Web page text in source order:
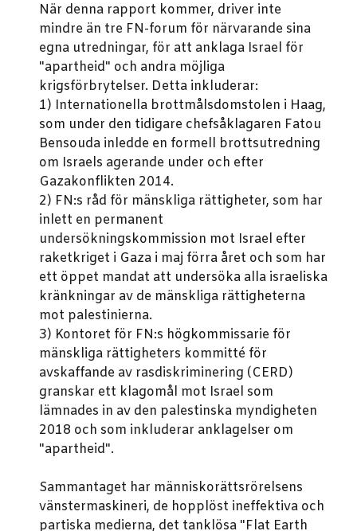
När denna rapport kommer, driver inte
mindre än tre FN-forum för närvarande sina
egna utredningar, för att anklaga Israel för
"apartheid" och andra möjliga
krigsförbrytelser. Detta inkluderar:
1) Internationella brottmålsdomstolen i Haag,
som under den tidigare chefsåklagaren Fatou
Bensouda inledde en formell brottsutredning
om Israels agerande under och efter
Gazakonflikten 2014.
2) FN:s råd för mänskliga rättigheter, som har
inlett en permanent
undersökningskommission mot Israel efter
raketkriget i Gaza i maj förra året och som har
ett öppet mandat att undersöka alla israeliska
kränkningar av de mänskliga rättigheterna
mot palestinierna.
3) Kontoret för FN:s högkommissarie för
mänskliga rättigheters kommitté för
avskaffande av rasdiskriminering (CERD)
granskar ett klagomål mot Israel som
lämnades in av den palestinska myndigheten
2018 och som inkluderar anklagelser om
"apartheid".
Sammantaget har människorättsrörelsens
vänstermaskineri, de hopplöst ineffektiva och
partiska medierna, det tanklösa "Flat Earth